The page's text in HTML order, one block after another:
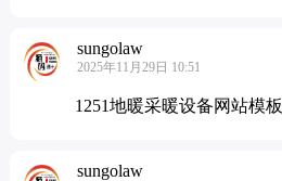
sungolaw
2025年11月29日 10:51
1251地暖采暖设备网站模
sungolaw